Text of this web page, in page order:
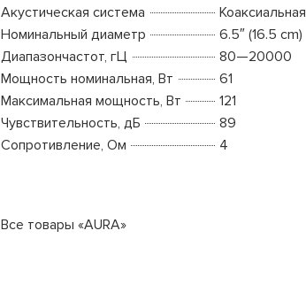
Акустическая система
Коаксиальная
Номинальный диаметр
6.5″ (16.5 cm)
Диапазончастот, гЦ
80—20000
Мощность номинальная, Вт
61
Максимальная мощность, Вт
121
Чувствительность, дБ
89
Сопротивление, Ом
4
Все товары «AURA»